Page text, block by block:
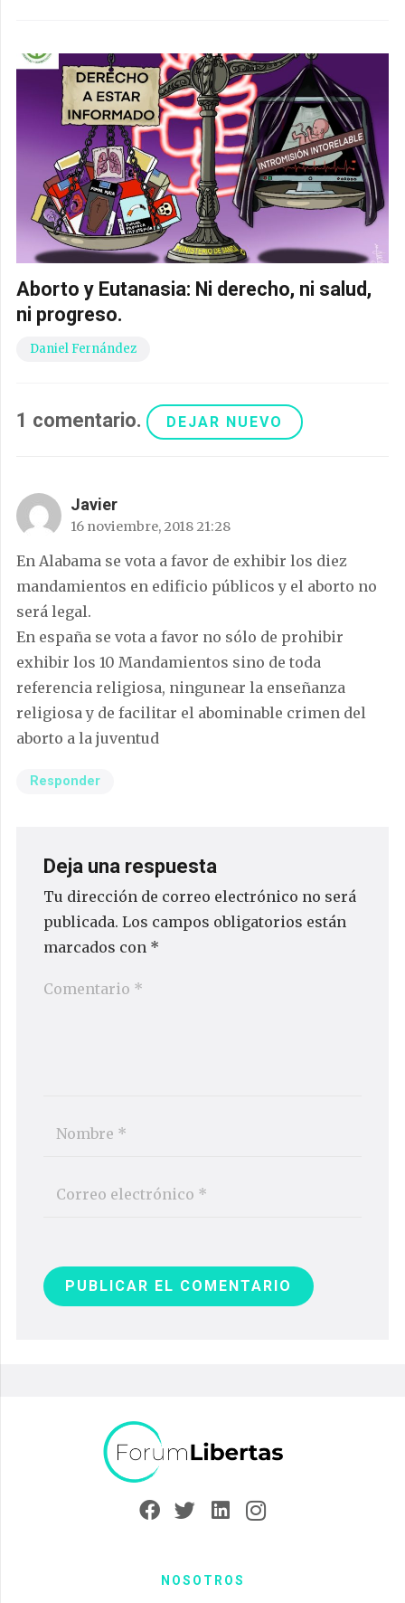
Aborto y Eutanasia: Ni derecho, ni salud,
ni progreso.
Daniel Fernández
1 comentario. DEJAR NUEVO
Javier
16 noviembre, 2018 21:28
En Alabama se vota a favor de exhibir los diez
mandamientos en edificio públicos y el aborto no
será legal.
En españa se vota a favor no sólo de prohibir
exhibir los 10 Mandamientos sino de toda
referencia religiosa, ningunear la enseñanza
religiosa y de facilitar el abominable crimen del
aborto a la juventud
Responder
Deja una respuesta
Tu dirección de correo electrónico no será
publicada. Los campos obligatorios están
marcados con *
PUBLICAR EL COMENTARIO
NOSOTROS